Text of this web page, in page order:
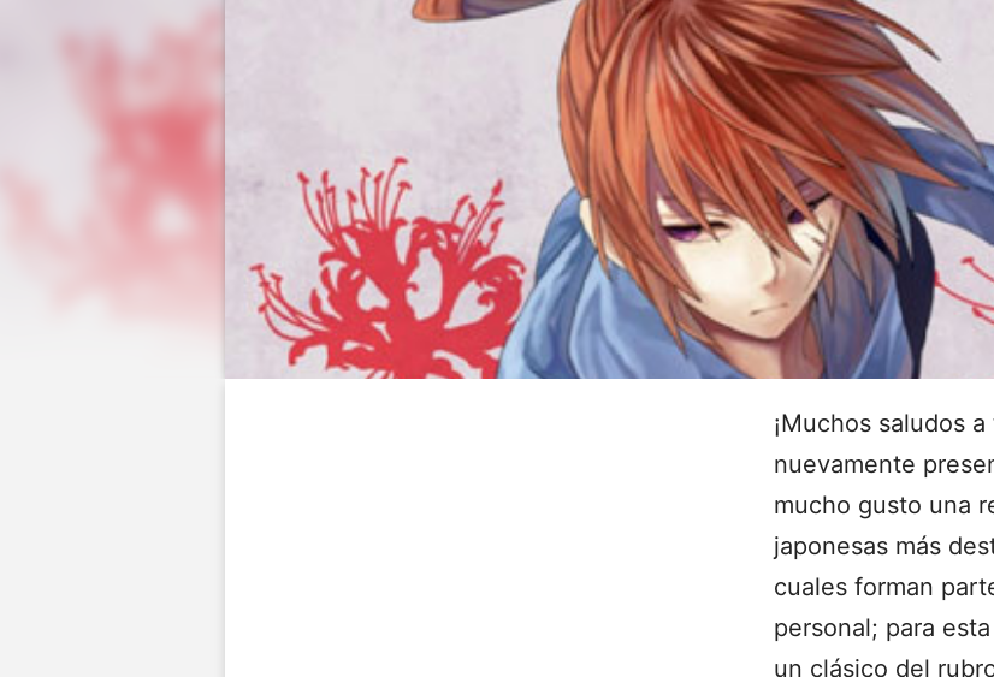
¡Muchos saludos
nuevamente
mucho gusto una
japonesas más
cuales forman
personal; para
un clásico del